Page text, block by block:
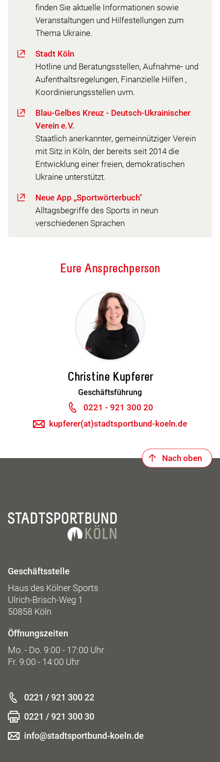
finden Sie aktuelle Informationen sowie
Veranstaltungen und Hilfestellungen zum
Thema Ukraine.
Stadt Köln
Hotline und Beratungsstellen, Aufnahme- und
Aufenthaltsregelungen, Finanzielle Hilfen ,
Koordinierungsstellen uvm.
Blau-Gelbes Kreuz - Deutsch-Ukrainischer
Verein e.V.
Staatlich anerkannter, gemeinnütziger Verein
mit Sitz in Köln, der bereits seit 2014 die
Entwicklung einer freien, demokratischen
Ukraine unterstützt.
Neue App „Sportwörterbuch"
Alltagsbegriffe des Sports in neun
verschiedenen Sprachen
Eure Ansprechperson
Christine Kupferer
Geschäftsführung
0221 - 921 300 20
kupferer(at)stadtsportbund-koeln.de
Nach oben
Geschäftsstelle
Haus des Kölner Sports
Ulrich-Brisch-Weg 1
50858 Köln
Öffnungszeiten
Mo. - Do. 9:00 - 17:00 Uhr
Fr. 9:00 - 14:00 Uhr
0221 / 921 300 22
0221 / 921 300 30
info@stadtsportbund-koeln.de